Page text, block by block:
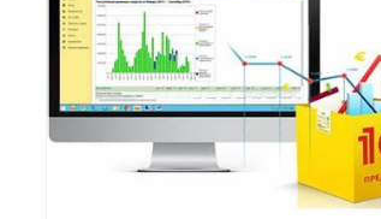
Смотреть проект